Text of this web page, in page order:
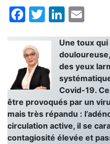
Facebook
Twitter
Une toux qui
des yeux
Covid-19.
être provoqués par un
mais très répandu :
circulation active, il se
contagiosité élevée et